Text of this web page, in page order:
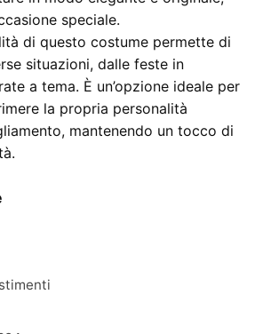
speciale.
di questo costume permette di
situazioni, dalle feste in
a tema. È un’opzione ideale per
la propria personalità
mantenendo un tocco di